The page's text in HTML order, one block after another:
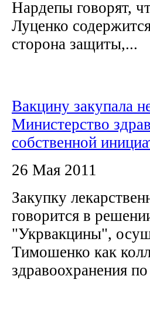
Нардепы говорят,
Луценко
сторона защиты,...
Вакцину закупала
Министерство
собственной
26 Мая 2011
Закупку
говорится в
"Укрвакцины",
Тимошенко как
здравоохранения